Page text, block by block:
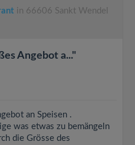
in 66606 Sankt Wendel
Angebot a..."
an Speisen .
was etwas zu bemängeln
die Grösse des